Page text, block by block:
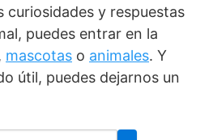
curiosidades y respuestas
puedes entrar en la
, mascotas o animales. Y
útil, puedes dejarnos un